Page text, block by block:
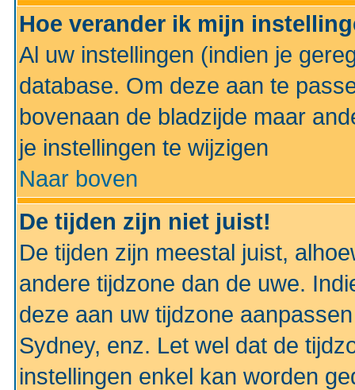
Hoe verander ik mijn
Al uw instellingen (indien je
database. Om deze aan te
bovenaan de bladzijde maar
je instellingen te wijzigen
Naar boven
De tijden zijn niet juist!
De tijden zijn meestal juist,
andere tijdzone dan de uwe.
deze aan uw tijdzone
Sydney, enz. Let wel dat de
instellingen enkel kan worden